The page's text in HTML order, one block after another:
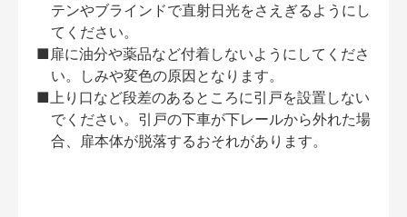
テンやブラインドで直射日光をさえぎるようにし
てください。
■扉に油分や薬品など付着しないようにしてくださ
い。しみや変色の原因となります。
■上り口など段差のあるところに引戸を設置しない
でください。引戸の下車が下レールから外れた場
合、扉本体が脱落するおそれがあります。